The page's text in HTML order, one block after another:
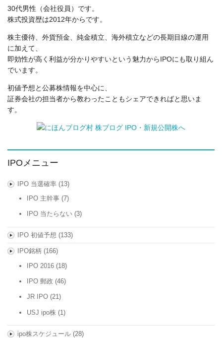
30代男性（会社役員）です。
株式投資歴は2012年からです。
株主優待、外貨預金、純金積立、海外積立などの長期目線の運用
に加えて、
即効性が高く利益が分かりやすいという魅力からIPOにも取り組ん
でいます。
初値予想と公募株情報を中心に、
証券会社の担当者から教わったこともシェアできればと思いま
す。
IPOメニュー
IPO 当選確率(13)
IPO 主幹事 (7)
IPO 当たらない (3)
IPO 初値予想 (133)
IPO銘柄 (166)
IPO 2016 (18)
IPO 郵政 (46)
JR IPO (21)
USJ ipo株 (1)
ipo株スケジュール(28)